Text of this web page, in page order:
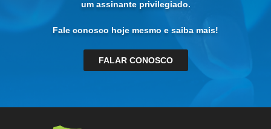
um assinante privilegiado.
Fale conosco hoje mesmo e saiba mais!
FALAR CONOSCO